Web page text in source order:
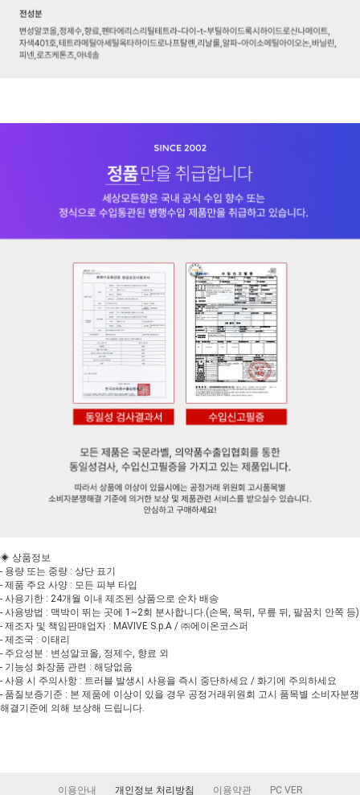
◈ 상품정보
- 용량 또는 중량 : 상단 표기
- 제품 주요 사양 : 모든 피부 타입
- 사용기한 : 24개월 이내 제조된 상품으로 순차 배송
- 사용방법 : 맥박이 뛰는 곳에 1~2회 분사합니다.(손목, 목뒤, 무릎 뒤, 팔꿈치 안쪽 등)
- 제조자 및 책임판매업자 : MAVIVE S.p.A / ㈜에이온코스퍼
- 제조국 : 이태리
- 주요성분 : 변성알코올, 정제수, 향료 외
- 기능성 화장품 관련 : 해당없음
- 사용 시 주의사항 : 트러블 발생시 사용을 즉시 중단하세요 / 화기에 주의하세요
- 품질보증기준 : 본 제품에 이상이 있을 경우 공정거래위원회 고시 품목별 소비자분쟁
해결기준에 의해 보상해 드립니다.
이용안내 개인정보 처리방침 이용약관 PC VER